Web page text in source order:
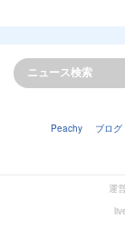
Peachy ブログ
運